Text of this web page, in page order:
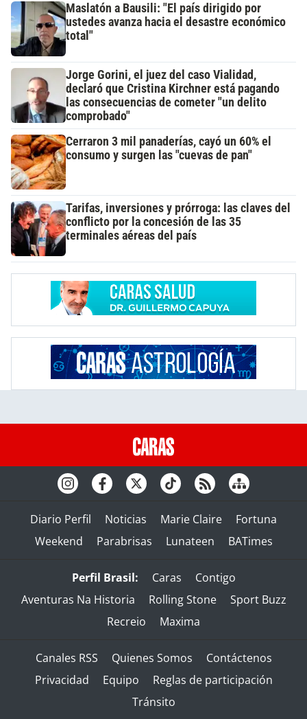
Maslatón a Bausili: "El país dirigido por
ustedes avanza hacia el desastre económico
total"
Jorge Gorini, el juez del caso Vialidad,
declaró que Cristina Kirchner está pagando
las consecuencias de cometer "un delito
comprobado"
Cerraron 3 mil panaderías, cayó un 60% el
consumo y surgen las "cuevas de pan"
Tarifas, inversiones y prórroga: las claves del
conflicto por la concesión de las 35
terminales aéreas del país
Diario Perfil Noticias Marie Claire
Fortuna
Weekend
Parabrisas Lunateen BATimes
Perfil Brasil: Caras
Contigo
Aventuras Na Historia
Rolling Stone
Sport Buzz
Recreio
Maxima
Canales RSS Quienes Somos
Contáctenos
Privacidad
Equipo
Reglas de participación
Tránsito